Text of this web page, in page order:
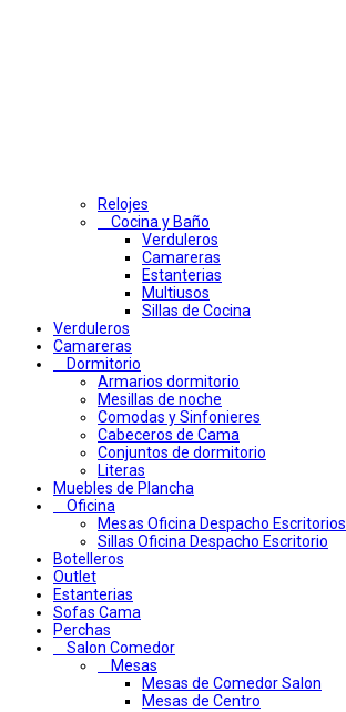
Relojes
Cocina y Baño
Verduleros
Camareras
Estanterias
Multiusos
Sillas de Cocina
Verduleros
Camareras
Dormitorio
Armarios dormitorio
Mesillas de noche
Comodas y Sinfonieres
Cabeceros de Cama
Conjuntos de dormitorio
Literas
Muebles de Plancha
Oficina
Mesas Oficina Despacho Escritorios
Sillas Oficina Despacho Escritorio
Botelleros
Outlet
Estanterias
Sofas Cama
Perchas
Salon Comedor
Mesas
Mesas de Comedor Salon
Mesas de Centro